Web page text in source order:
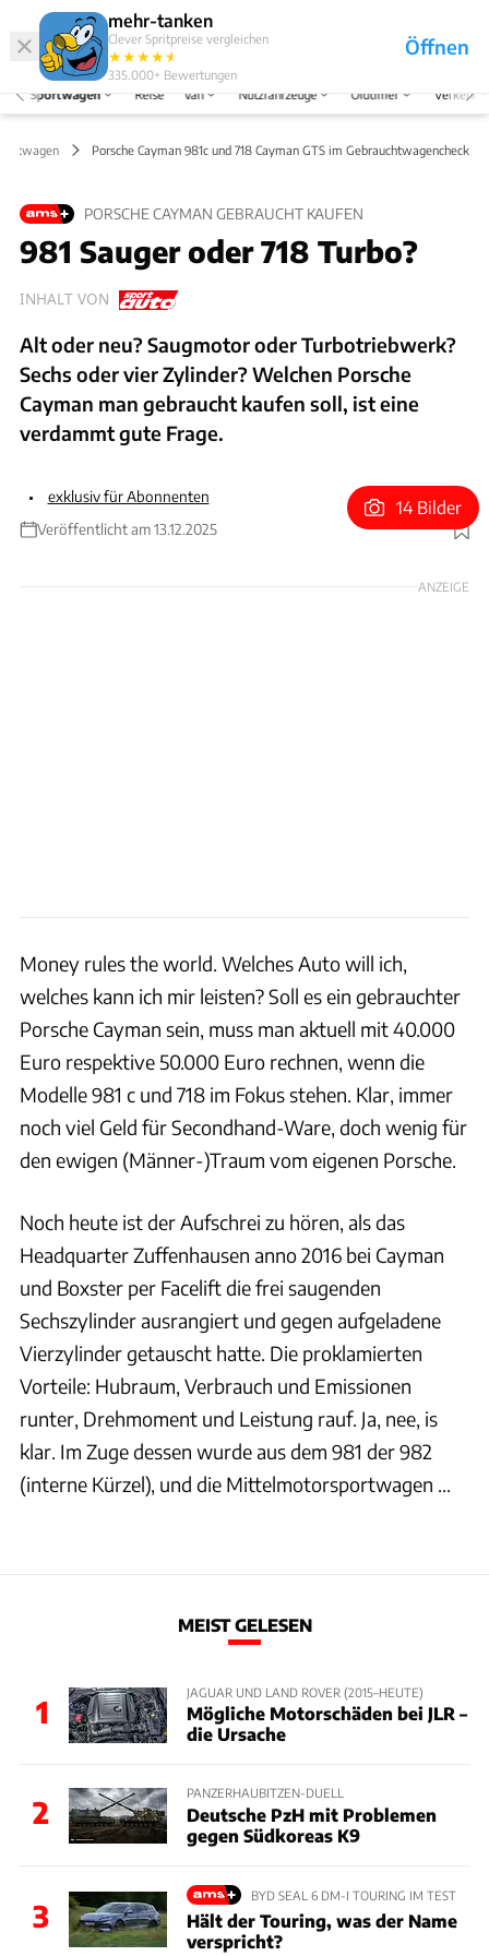
mehr-tanken
Clever Spritpreise vergleichen
★★★★★
★
335.000+ Bewertungen
Öffnen
Abo
Menü
Sportwagen Reise Van Nutzfahrzeuge Oldtimer Verkehr
Porsche Cayman 981c und 718 Cayman GTS im Gebrauchtwagencheck
PORSCHE CAYMAN GEBRAUCHT KAUFEN
981 Sauger oder 718 Turbo?
INHALT VON
Alt oder neu? Saugmotor oder Turbotriebwerk?
Sechs oder vier Zylinder? Welchen Porsche
Cayman man gebraucht kaufen soll, ist eine
verdammt gute Frage.
exklusiv für Abonnenten
Veröffentlicht am 13.12.2025
Foto: Marcus Werner
14 Bilder
ANZEIGE
Money rules the world. Welches Auto will ich,
welches kann ich mir leisten? Soll es ein gebrauchter
Porsche Cayman sein, muss man aktuell mit 40.000
Euro respektive 50.000 Euro rechnen, wenn die
Modelle 981 c und 718 im Fokus stehen. Klar, immer
noch viel Geld für Secondhand-Ware, doch wenig für
den ewigen (Männer-)Traum vom eigenen Porsche.
Noch heute ist der Aufschrei zu hören, als das
Headquarter Zuffenhausen anno 2016 bei Cayman
und Boxster per Facelift die frei saugenden
Sechszylinder ausrangiert und gegen aufgeladene
Vierzylinder getauscht hatte. Die proklamierten
Vorteile: Hubraum, Verbrauch und Emissionen
runter, Drehmoment und Leistung rauf. Ja, nee, is
klar. Im Zuge dessen wurde aus dem 981 der 982
(interne Kürzel), und die Mittelmotorsportwagen ...
MEIST GELESEN
1
JAGUAR UND LAND ROVER (2015–HEUTE)
Mögliche Motorschäden bei JLR –
die Ursache
2
PANZERHAUBITZEN-DUELL
Deutsche PzH mit Problemen
gegen Südkoreas K9
3
BYD SEAL 6 DM-I TOURING IM TEST
Hält der Touring, was der Name
verspricht?